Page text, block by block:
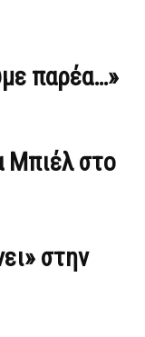
παρέα…»
Μπιέλ στο
στην